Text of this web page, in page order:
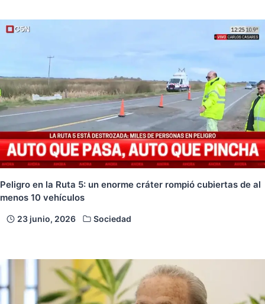
Peligro en la Ruta 5: un enorme cráter rompió cubiertas de al
menos 10 vehículos
23 junio, 2026 Sociedad